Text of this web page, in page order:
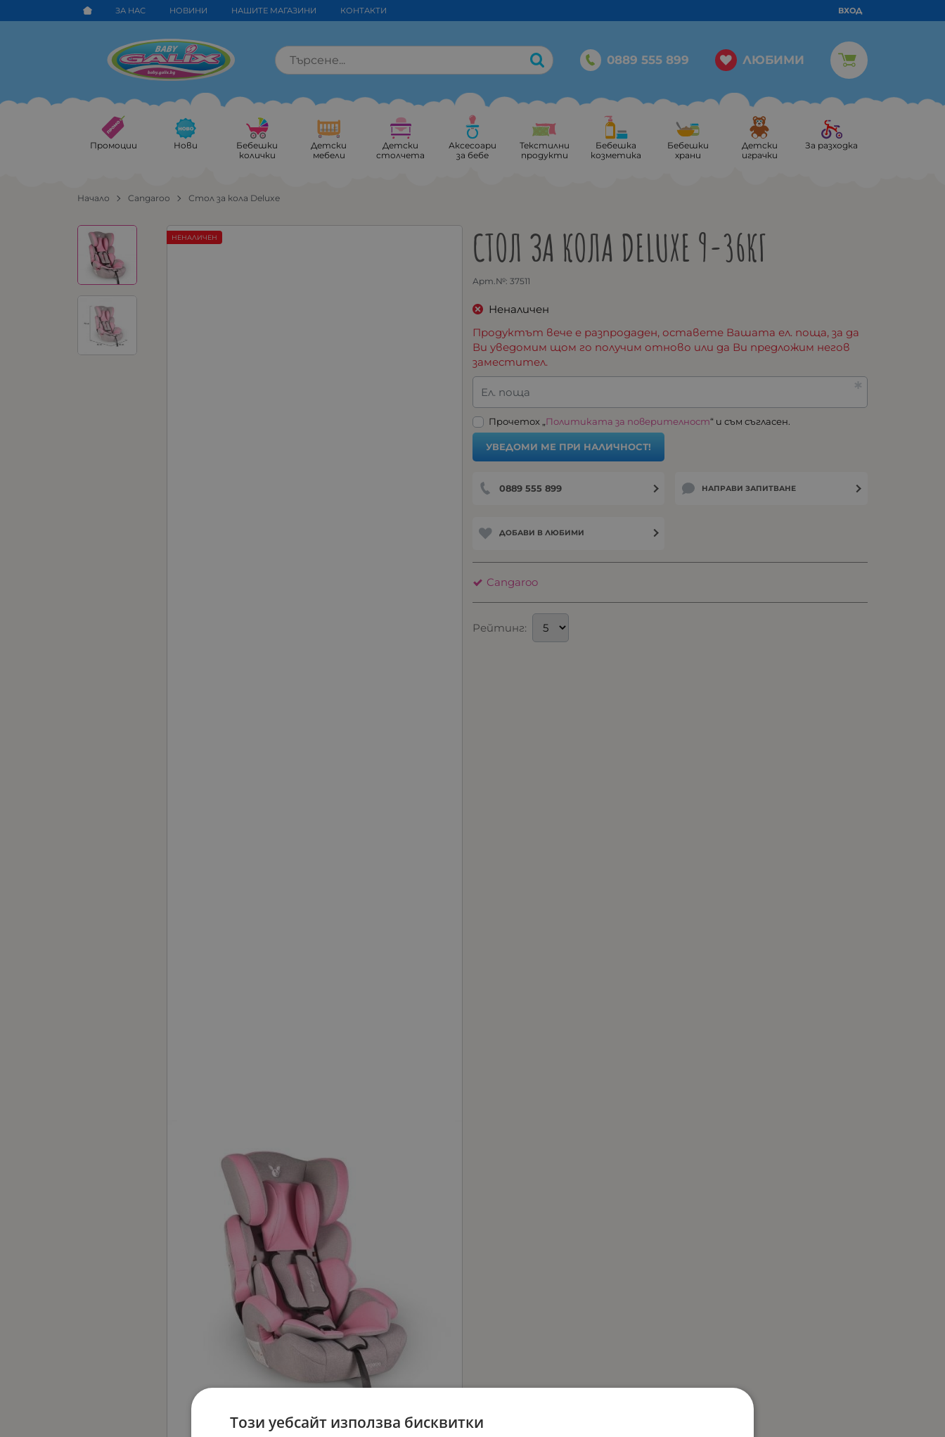
ЗА НАС НОВИНИ НАШИТЕ МАГАЗИНИ КОНТАКТИ ВХОД
0889 555 899 ЛЮБИМИ
Промоции Нови
Бебешки
колички
Детски
мебели
Детски
столчета
Аксесоари
за бебе
Текстилни
продукти
Бебешка
козметика
Бебешки
храни
Детски
играчки
За разходка
Начало Cangaroo Стол за кола Deluxe
СТОЛ ЗА КОЛА DELUXE 9-36КГ
Арт.№: 37511
НЕНАЛИЧЕН
Неналичен
Продуктът вече е разпродаден, оставете Вашата ел. поща, за да
Ви уведомим щом го получим отново или да Ви предложим негов
заместител.
Ел. поща
Прочетох „Политиката за поверителност“ и съм съгласен.
УВЕДОМИ МЕ ПРИ НАЛИЧНОСТ!
0889 555 899 НАПРАВИ ЗАПИТВАНЕ
ДОБАВИ В ЛЮБИМИ
Cangaroo
Рейтинг:
Този уебсайт използва бисквитки